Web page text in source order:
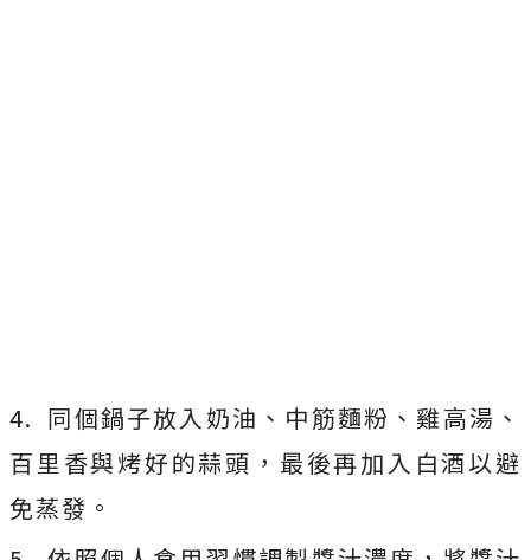
4. 同個鍋子放入奶油、中筋麵粉、雞高湯、
百里香與烤好的蒜頭，最後再加入白酒以避
免蒸發。